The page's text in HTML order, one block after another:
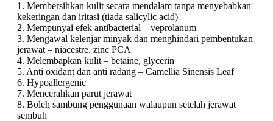
1. Membersihkan kulit secara mendalam tanpa menyebabkan
kekeringan dan iritasi (tiada salicylic acid)
2. Mempunyai efek antibacterial – veprolanum
3. Mengawal kelenjar minyak dan menghindari pembentukan
jerawat – niacestre, zinc PCA
4. Melembapkan kulit – betaine, glycerin
5. Anti oxidant dan anti radang – Camellia Sinensis Leaf
6. Hypoallergenic
7. Mencerahkan parut jerawat
8. Boleh sambung penggunaan walaupun setelah jerawat
sembuh